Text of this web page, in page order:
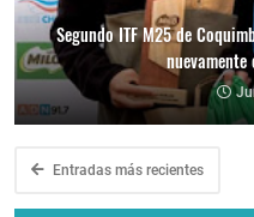
Segundo ITF M25 de
nuevamente
Entradas más recientes